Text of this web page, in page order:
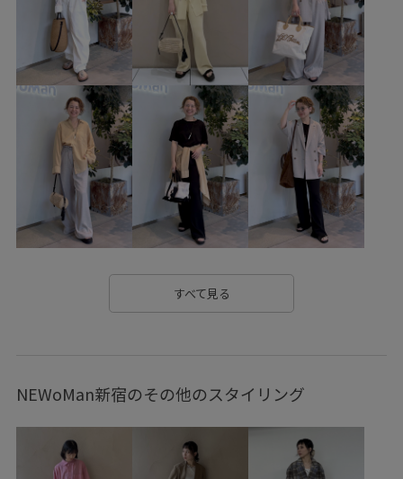
テーラードジャケット パンツ デニムパンツ バッグ
トートバッグ サンダル SBA55170
SBS55330 SBX55050 SHM35120 SHV35100
2025セレモニー 25ss_gentlesilk
25ss_salon_springouter 25ss_salon_springouter_pickup
2WAYで使える salon25ss_tops salon_denim
Vネック きれいに見える きれいめ こだわり
さらっとした肌触り さりげない
アクセサリー アッシュ インナーとして
オリジナル オーバーサイズ カジュアル
コットン コットン100% サテン サンド シアー
シアー感 シグネチャーアイテム シャツ
すべて見る
NEWoMan新宿のその他のスタイリング